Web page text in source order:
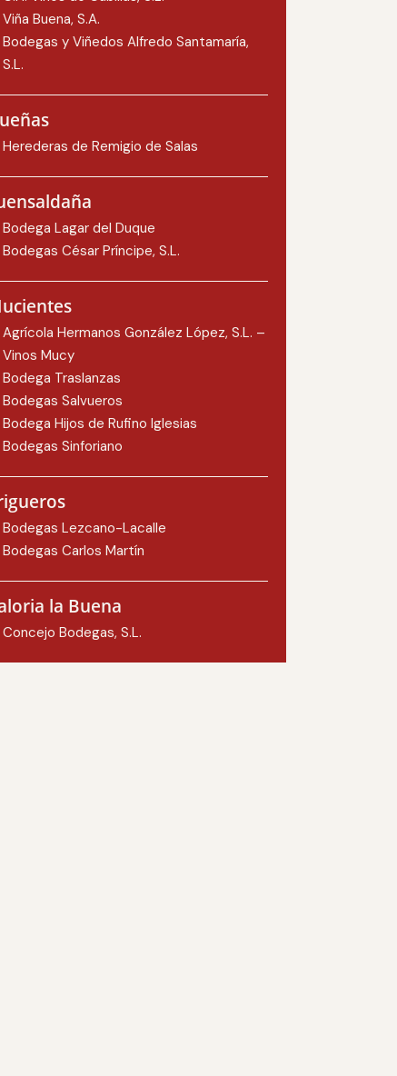
Viña Buena, S.A.
Bodegas y Viñedos Alfredo Santamaría,
S.L.
Herederas de Remigio de Salas
Bodega Lagar del Duque
Bodegas César Príncipe, S.L.
Agrícola Hermanos González López, S.L. –
Vinos Mucy
Bodega Traslanzas
Bodegas Salvueros
Bodega Hijos de Rufino Iglesias
Bodegas Sinforiano
Bodegas Lezcano-Lacalle
Bodegas Carlos Martín
la Buena
Concejo Bodegas, S.L.